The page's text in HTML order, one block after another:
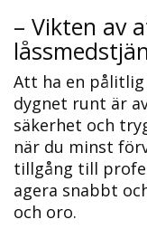
– Vikten av
Att ha en
dygnet runt är
säkerhet och
när du minst
tillgång till
agera snabbt
och oro.